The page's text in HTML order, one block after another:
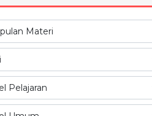
Materi
Pelajaran